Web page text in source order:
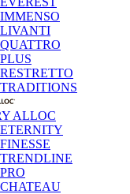
IMMENSO
LIVANTI
QUATTRO
PLUS
RESTRETTO
TRADITIONS
ALLOC
ETERNITY
FINESSE
TRENDLINE
PRO
CHATEAU